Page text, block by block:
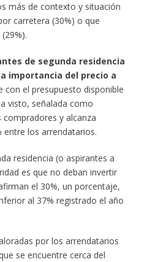
más de contexto y situación
carretera (30%) o que
de segunda residencia
importancia del precio a
con el presupuesto disponible
visto, señalada como
y alcanza
los arrendatarios.
residencia (o aspirantes a
es que no deban invertir
el 30%, un porcentaje,
al 37% registrado el año
por los arrendatarios
se encuentre cerca del